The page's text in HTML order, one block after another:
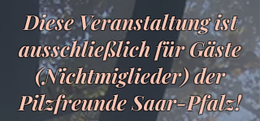
Diese Veranstaltung ist
ausschließlich für Gäste
(Nichtmiglieder) der
Pilzfreunde Saar-Pfalz!